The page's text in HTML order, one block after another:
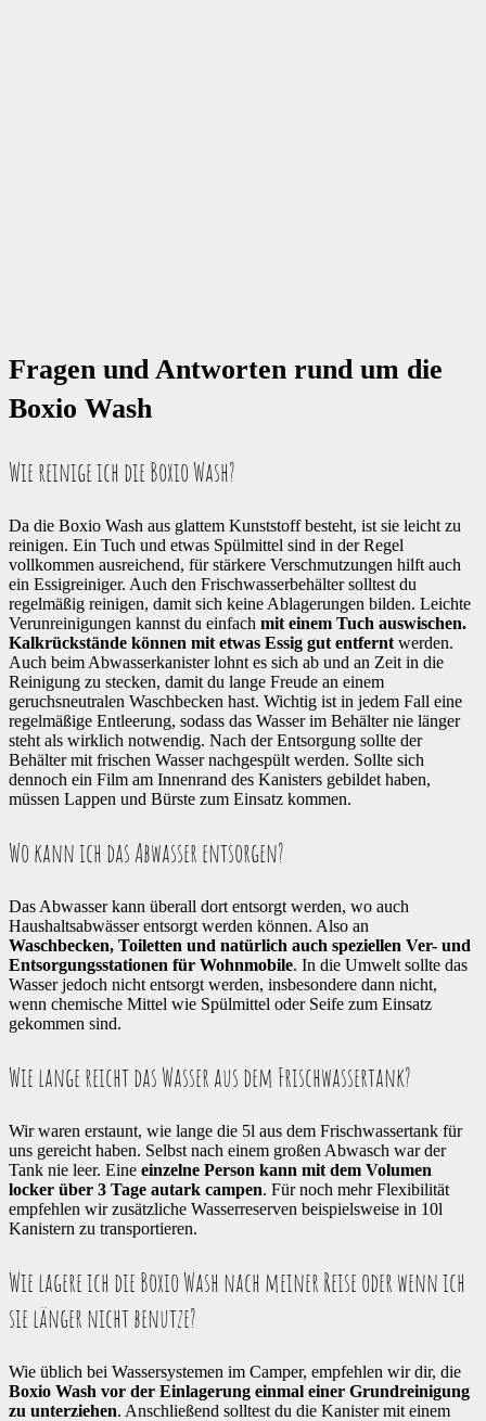
Fragen und Antworten rund um die
Boxio Wash
Wie reinige ich die Boxio Wash?
Da die Boxio Wash aus glattem Kunststoff besteht, ist sie leicht zu
reinigen. Ein Tuch und etwas Spülmittel sind in der Regel
vollkommen ausreichend, für stärkere Verschmutzungen hilft auch
ein Essigreiniger. Auch den Frischwasserbehälter solltest du
regelmäßig reinigen, damit sich keine Ablagerungen bilden. Leichte
Verunreinigungen kannst du einfach mit einem Tuch auswischen.
Kalkrückstände können mit etwas Essig gut entfernt werden.
Auch beim Abwasserkanister lohnt es sich ab und an Zeit in die
Reinigung zu stecken, damit du lange Freude an einem
geruchsneutralen Waschbecken hast. Wichtig ist in jedem Fall eine
regelmäßige Entleerung, sodass das Wasser im Behälter nie länger
steht als wirklich notwendig. Nach der Entsorgung sollte der
Behälter mit frischen Wasser nachgespült werden. Sollte sich
dennoch ein Film am Innenrand des Kanisters gebildet haben,
müssen Lappen und Bürste zum Einsatz kommen.
Wo kann ich das Abwasser entsorgen?
Das Abwasser kann überall dort entsorgt werden, wo auch
Haushaltsabwässer entsorgt werden können. Also an
Waschbecken, Toiletten und natürlich auch speziellen Ver- und
Entsorgungsstationen für Wohnmobile. In die Umwelt sollte das
Wasser jedoch nicht entsorgt werden, insbesondere dann nicht,
wenn chemische Mittel wie Spülmittel oder Seife zum Einsatz
gekommen sind.
Wie lange reicht das Wasser aus dem Frischwassertank?
Wir waren erstaunt, wie lange die 5l aus dem Frischwassertank für
uns gereicht haben. Selbst nach einem großen Abwasch war der
Tank nie leer. Eine einzelne Person kann mit dem Volumen
locker über 3 Tage autark campen. Für noch mehr Flexibilität
empfehlen wir zusätzliche Wasserreserven beispielsweise in 10l
Kanistern zu transportieren.
Wie lagere ich die Boxio Wash nach meiner Reise oder wenn ich
sie länger nicht benutze?
Wie üblich bei Wassersystemen im Camper, empfehlen wir dir, die
Boxio Wash vor der Einlagerung einmal einer Grundreinigung
zu unterziehen. Anschließend solltest du die Kanister mit einem